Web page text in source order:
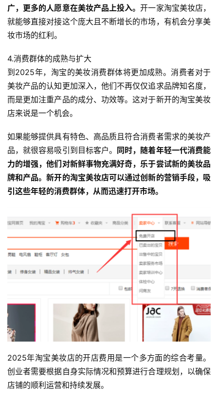
广，更多的人愿意在美妆产品上投入。开一家淘宝美妆店，
就能够直接对接这个庞大且不断增长的市场，有机会分享美
妆市场的红利。
4.消费群体的成熟与扩大
到2025年，淘宝的美妆消费群体将更加成熟。消费者对于
美妆产品的认知更加深入，他们不再仅仅追求品牌知名度，
而是更加注重产品的成分、功效等。这对于新开的淘宝美妆
店来说是一个机会。
如果能够提供具有特色、高品质且符合消费者需求的美妆产
品，就很容易吸引到目标客户。
同时，随着年轻一代消费能
力的增强，他们对新鲜事物充满好奇，乐于尝试新的美妆品
牌和产品。新开的淘宝美妆店可以通过创新的营销手段，吸
引这些年轻的消费群体，从而迅速打开市场。
2025年淘宝美妆店的开店费用是一个多方面的综合考量。
创业者需要根据自身实际情况和预算进行合理规划，以确保
店铺的顺利运营和持续发展。